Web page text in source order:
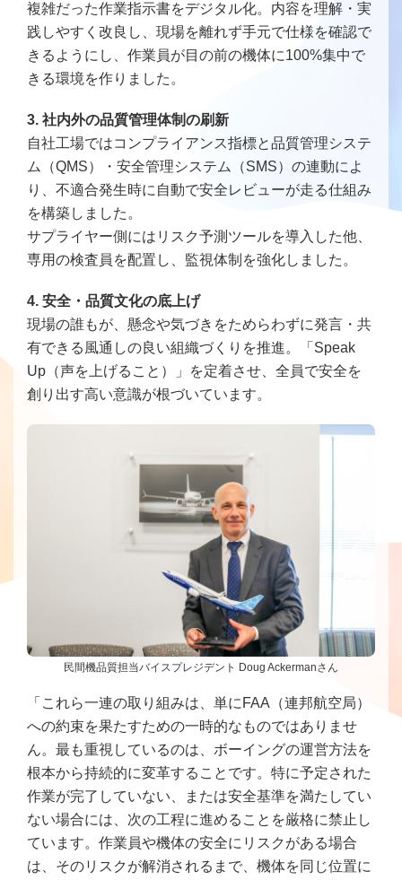
複雑だった作業指示書をデジタル化。内容を理解・実
践しやすく改良し、現場を離れず手元で仕様を確認で
きるようにし、作業員が目の前の機体に100%集中で
きる環境を作りました。
3. 社内外の品質管理体制の刷新
自社工場ではコンプライアンス指標と品質管理システ
ム（QMS）・安全管理システム（SMS）の連動によ
り、不適合発生時に自動で安全レビューが走る仕組み
を構築しました。
サプライヤー側にはリスク予測ツールを導入した他、
専用の検査員を配置し、監視体制を強化しました。
4. 安全・品質文化の底上げ
現場の誰もが、懸念や気づきをためらわずに発言・共
有できる風通しの良い組織づくりを推進。「Speak
Up（声を上げること）」を定着させ、全員で安全を
創り出す高い意識が根づいています。
民間機品質担当バイスプレジデント Doug Ackermanさん
「これら一連の取り組みは、単にFAA（連邦航空局）
への約束を果たすための一時的なものではありませ
ん。最も重視しているのは、ボーイングの運営方法を
根本から持続的に変革することです。特に予定された
作業が完了していない、または安全基準を満たしてい
ない場合には、次の工程に進めることを厳格に禁止し
ています。作業員や機体の安全にリスクがある場合
は、そのリスクが解消されるまで、機体を同じ位置に